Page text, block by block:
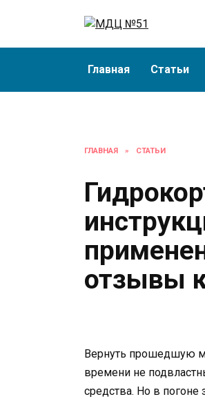
Главная Статьи
ГЛАВНАЯ » СТАТЬИ
отзывы
Вернуть прошедшую
времени не
средства. Но в погоне